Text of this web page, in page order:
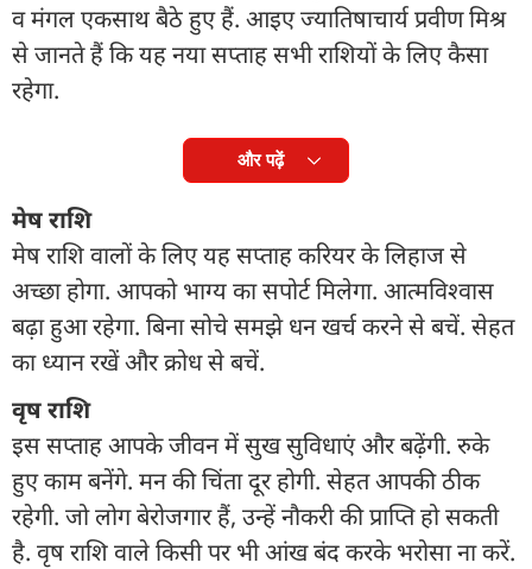
व मंगल एकसाथ बैठे हुए हैं. आइए ज्यातिषाचार्य प्रवीण मिश्र
से जानते हैं कि यह नया सप्ताह सभी राशियों के लिए कैसा
रहेगा.
और पढ़ें
मेष राशि
मेष राशि वालों के लिए यह सप्ताह करियर के लिहाज से
अच्छा होगा. आपको भाग्य का सपोर्ट मिलेगा. आत्मविश्वास
बढ़ा हुआ रहेगा. बिना सोचे समझे धन खर्च करने से बचें. सेहत
का ध्यान रखें और क्रोध से बचें.
वृष राशि
इस सप्ताह आपके जीवन में सुख सुविधाएं और बढ़ेंगी. रुके
हुए काम बनेंगे. मन की चिंता दूर होगी. सेहत आपकी ठीक
रहेगी. जो लोग बेरोजगार हैं, उन्हें नौकरी की प्राप्ति हो सकती
है. वृष राशि वाले किसी पर भी आंख बंद करके भरोसा ना करें.